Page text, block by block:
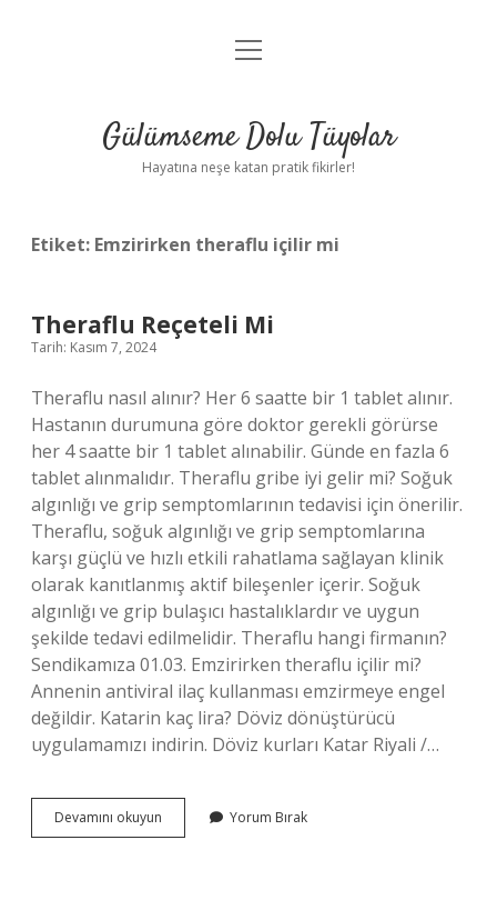
Anasayfa
Yasal Uyarı
menüyü
Gülümseme Dolu Tüyolar
Hayatına neşe katan pratik fikirler!
Etiket: Emzirirken theraflu içilir mi
Theraflu Reçeteli Mi
Tarih: Kasım 7, 2024
Theraflu nasıl alınır? Her 6 saatte bir 1 tablet alınır.
Hastanın durumuna göre doktor gerekli görürse
her 4 saatte bir 1 tablet alınabilir. Günde en fazla 6
tablet alınmalıdır. Theraflu gribe iyi gelir mi? Soğuk
algınlığı ve grip semptomlarının tedavisi için önerilir.
Theraflu, soğuk algınlığı ve grip semptomlarına
karşı güçlü ve hızlı etkili rahatlama sağlayan klinik
olarak kanıtlanmış aktif bileşenler içerir. Soğuk
algınlığı ve grip bulaşıcı hastalıklardır ve uygun
şekilde tedavi edilmelidir. Theraflu hangi firmanın?
Sendikamıza 01.03. Emzirirken theraflu içilir mi?
Annenin antiviral ilaç kullanması emzirmeye engel
değildir. Katarin kaç lira? Döviz dönüştürücü
uygulamamızı indirin. Döviz kurları Katar Riyali /…
Devamını okuyun Theraflu
Reçeteli
Yorum Bırak